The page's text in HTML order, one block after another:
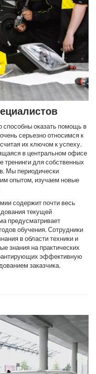
оказать помощь в
серьезно относимся к
их ключом к успеху.
в центральном офисе
тренинги для собственных
Мы периодически
опытом, изучаем новые
содержит почти весь
текущей
предусматривает
обучения. Сотрудники
в области техники и
знания на практических
эффективную
заказчика.